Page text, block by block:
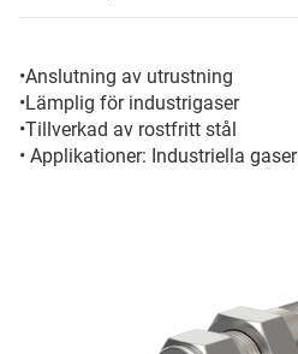
•Anslutning av utrustning
•Lämplig för industrigaser
•Tillverkad av rostfritt stål
• Applikationer: Industriella gaser